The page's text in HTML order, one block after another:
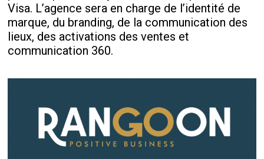
Visa. L’agence sera en charge de l’identité de
marque, du branding, de la communication des
lieux, des activations des ventes et
communication 360.